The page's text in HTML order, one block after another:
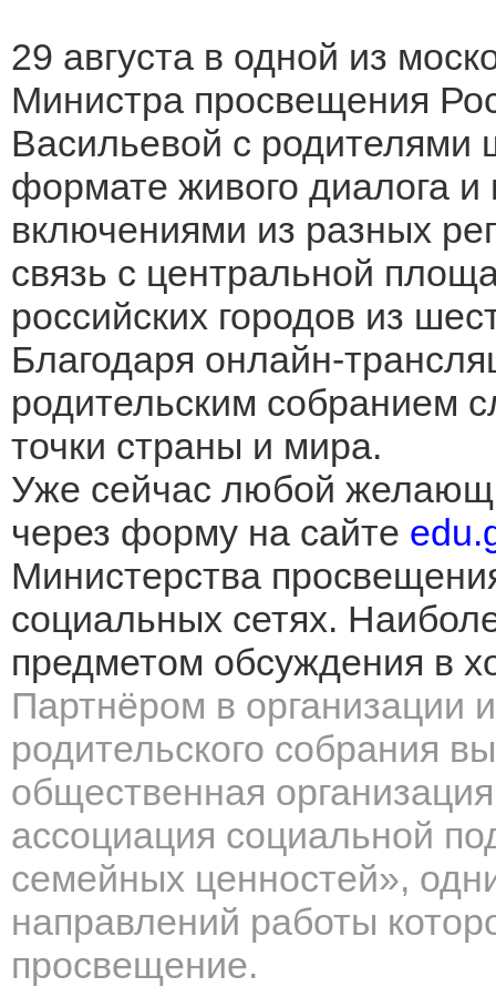
29 августа в одной из
Министра просвещения
Васильевой с
формате живого диалога
включениями из разных
связь с центральной
российских городов из
Благодаря онлайн-
родительским собранием
точки страны и мира.
Уже сейчас любой
через форму на сайте
Министерства
социальных сетях.
предметом обсуждения в
Партнёром в организации
родительского собрания
общественная
ассоциация социальной
семейных ценностей»,
направлений работы
просвещение.